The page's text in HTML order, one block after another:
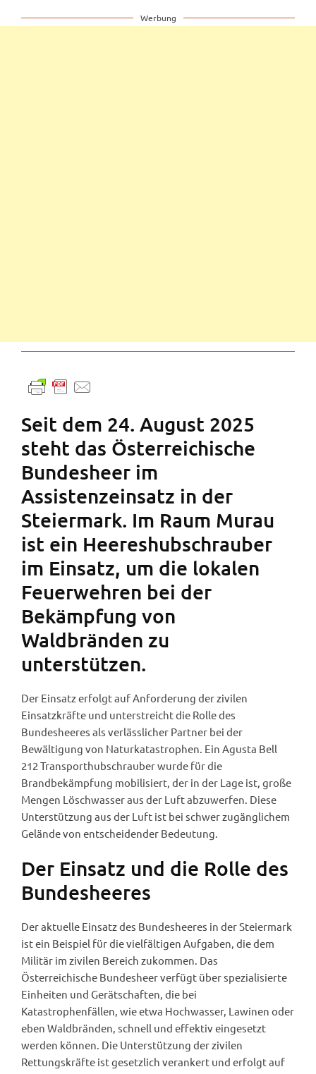
Werbung
Seit dem 24. August 2025
steht das Österreichische
Bundesheer im
Assistenzeinsatz in der
Steiermark. Im Raum Murau
ist ein Heereshubschrauber
im Einsatz, um die lokalen
Feuerwehren bei der
Bekämpfung von
Waldbränden zu
unterstützen.
Der Einsatz erfolgt auf Anforderung der zivilen
Einsatzkräfte und unterstreicht die Rolle des
Bundesheeres als verlässlicher Partner bei der
Bewältigung von Naturkatastrophen. Ein Agusta Bell
212 Transporthubschrauber wurde für die
Brandbekämpfung mobilisiert, der in der Lage ist, große
Mengen Löschwasser aus der Luft abzuwerfen. Diese
Unterstützung aus der Luft ist bei schwer zugänglichem
Gelände von entscheidender Bedeutung.
Der Einsatz und die Rolle des
Bundesheeres
Der aktuelle Einsatz des Bundesheeres in der Steiermark
ist ein Beispiel für die vielfältigen Aufgaben, die dem
Militär im zivilen Bereich zukommen. Das
Österreichische Bundesheer verfügt über spezialisierte
Einheiten und Gerätschaften, die bei
Katastrophenfällen, wie etwa Hochwasser, Lawinen oder
eben Waldbränden, schnell und effektiv eingesetzt
werden können. Die Unterstützung der zivilen
Rettungskräfte ist gesetzlich verankert und erfolgt auf